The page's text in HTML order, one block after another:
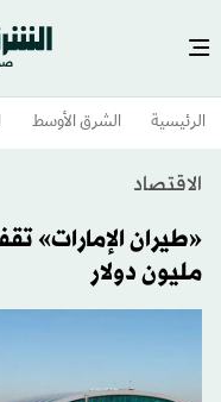
الرئيسية الشرق الأوسط​
الاقتصاد
مليون دولار